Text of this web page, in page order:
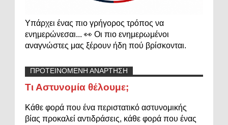
Υπάρχει ένας πιο γρήγορος τρόπος να
ενημερώνεσαι... 👀 Οι πιο ενημερωμένοι
αναγνώστες μας ξέρουν ήδη πού βρίσκονται.
ΠΡΟΤΕΙΝΟΜΕΝΗ ΑΝΑΡΤΗΣΗ
Τι Αστυνομία θέλουμε;
Κάθε φορά που ένα περιστατικό αστυνομικής
βίας προκαλεί αντιδράσεις, κάθε φορά που ένας